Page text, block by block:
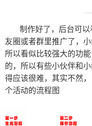
制作好了，后台可
友圈或者群里推广了，
所以看似比较强大的功
的，所以有些小伙伴和
得应该很难，其实不然
个活动的流程图